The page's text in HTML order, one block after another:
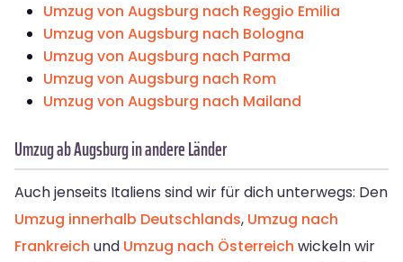
Umzug von Augsburg nach Reggio Emilia
Umzug von Augsburg nach Bologna
Umzug von Augsburg nach Parma
Umzug von Augsburg nach Rom
Umzug von Augsburg nach Mailand
Umzug ab Augsburg in andere Länder
Auch jenseits Italiens sind wir für dich unterwegs: Den
Umzug innerhalb Deutschlands, Umzug nach
Frankreich und Umzug nach Österreich wickeln wir